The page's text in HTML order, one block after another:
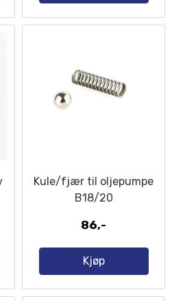
Kule/fjær til oljepumpe
B18/20
86,-
Kjøp